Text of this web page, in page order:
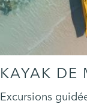
KAYAK DE
Excursions